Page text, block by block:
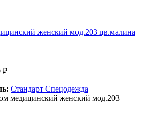
₽
Стандарт Спецодежда
медицинский женский мод.203